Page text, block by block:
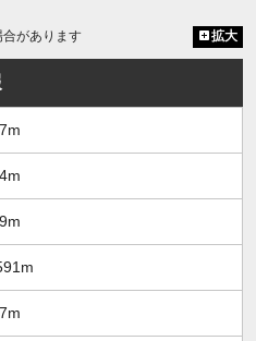
があります 拡大